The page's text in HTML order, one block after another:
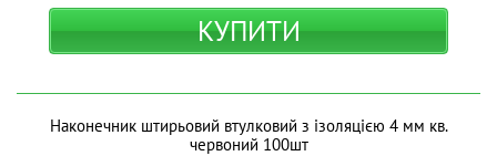
КУПИТИ
Наконечник штирьовий втулковий з ізоляцією 4 мм кв.
червоний 100шт